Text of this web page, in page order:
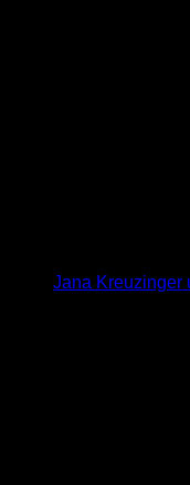
Jana Kreuzinger